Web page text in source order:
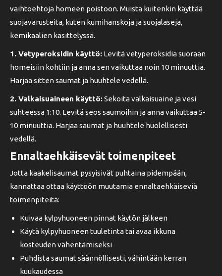
vaihtoehtoja homeen poistoon. Muista kuitenkin käyttää
suojavarusteita, kuten kumihanskoja ja suojalaseja,
kemikaalien käsittelyssä.
1. Vetyperoksidin käyttö: Levitä vetyperoksidia suoraan
homeisiin kohtiin ja anna sen vaikuttaa noin 10 minuuttia.
Harjaa sitten saumat ja huuhtele vedellä.
2. Valkaisuaineen käyttö:Sekoita valkaisuaine ja vesi
suhteessa 1:10. Levitä seos saumoihin ja anna vaikuttaa 5-
10 minuuttia. Harjaa saumat ja huuhtele huolellisesti
vedellä.
Ennaltaehkäisevät toimenpiteet
Jotta kaakelisaumat pysyisivät puhtaina pidempään,
kannattaa ottaa käyttöön muutamia ennaltaehkäiseviä
toimenpiteitä:
Kuivaa kylpyhuoneen pinnat käytön jälkeen
Käytä kylpyhuoneen tuuletinta tai avaa ikkuna
kosteuden vähentämiseksi
Puhdista saumat säännöllisesti, vähintään kerran
kuukaudessa